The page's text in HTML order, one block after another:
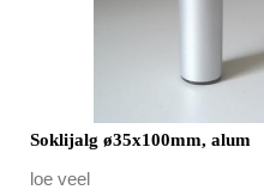
Soklijalg ø35x100mm, alum
loe veel